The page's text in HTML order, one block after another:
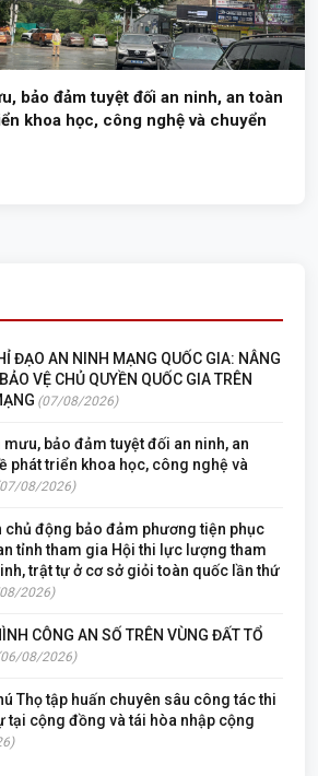
bảo đảm tuyệt đối an ninh, an toàn
khoa học, công nghệ và chuyển
ĐẠO AN NINH MẠNG QUỐC GIA: NÂNG
VỆ CHỦ QUYỀN QUỐC GIA TRÊN
(07/08/2026)
mưu, bảo đảm tuyệt đối an ninh, an
phát triển khoa học, công nghệ và
08/2026)
chủ động bảo đảm phương tiện phục
tỉnh tham gia Hội thi lực lượng tham
trật tự ở cơ sở giỏi toàn quốc lần thứ
2026)
CÔNG AN SỐ TRÊN VÙNG ĐẤT TỔ
08/2026)
Thọ tập huấn chuyên sâu công tác thi
tại cộng đồng và tái hòa nhập cộng